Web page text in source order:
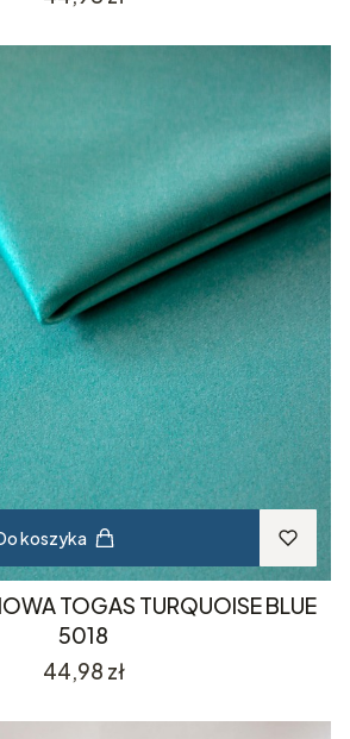
koszyka
TOGAS TURQUOISE BLUE
5018
Cena
44,98 zł